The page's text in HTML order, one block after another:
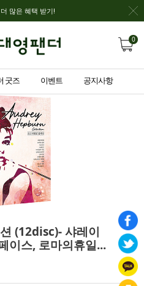
많은 혜택 받기!
0
굿즈 이벤트 공지사항
(12disc)- 샤레이
이스, 로마의휴일...